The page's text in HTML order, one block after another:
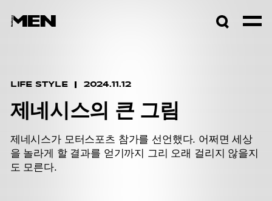
LIFE STYLE 2024.11.12
제네시스의 큰 그림
제네시스가 모터스포츠 참가를 선언했다. 어쩌면 세상
을 놀라게 할 결과를 얻기까지 그리 오래 걸리지 않을지
도 모른다.